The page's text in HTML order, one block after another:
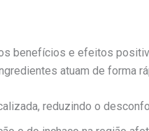
benefícios e efeitos
atuam de forma
reduzindo o